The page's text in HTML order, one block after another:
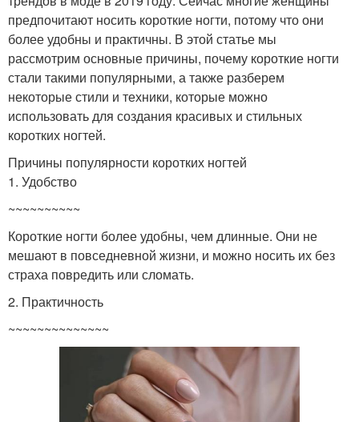
предпочитают носить короткие ногти, потому что они
более удобны и практичны. В этой статье мы
рассмотрим основные причины, почему короткие ногти
стали такими популярными, а также разберем
некоторые стили и техники, которые можно
использовать для создания красивых и стильных
коротких ногтей.
Причины популярности коротких ногтей
1. Удобство
~~~~~~~~~~
Короткие ногти более удобны, чем длинные. Они не
мешают в повседневной жизни, и можно носить их без
страха повредить или сломать.
2. Практичность
~~~~~~~~~~~~~~